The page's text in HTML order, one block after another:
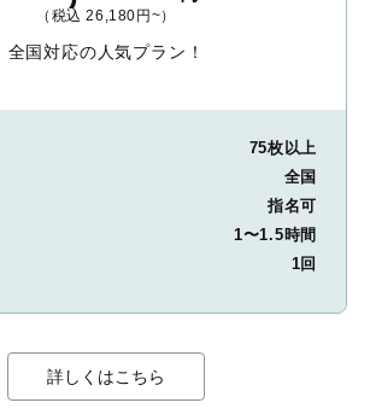
（税込 26,180円~）
全国対応の人気プラン！
75枚以上
全国
指名可
1〜1.5時間
1回
詳しくはこちら